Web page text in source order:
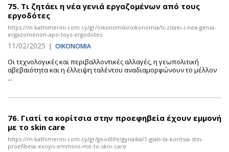
75. Τι ζητάει η νέα γενιά εργαζομένων από τους
εργοδότες
https://m.kathimerini.com.cy/gr/oikonomiki/oikonomia/ti-zitaei-i-nea-genia-
ergazomenon-apo-toys-ergodotes
11/02/2025 | ΟΙΚΟΝΟΜΙΑ
Οι τεχνολογικές και περιβαλλοντικές αλλαγές, η γεωπολιτική
αβεβαιότητα και η έλλειψη ταλέντου αναδιαμορφώνουν το μέλλον
...
76. Γιατί τα κορίτσια στην προεφηβεία έχουν εμμονή
με το skin care
https://m.kathimerini.com.cy/gr/goodlife/gynaika/1-giati-ta-koritsia-stin-
proefibeia-exoyn-emmoni-me-to-skin-care